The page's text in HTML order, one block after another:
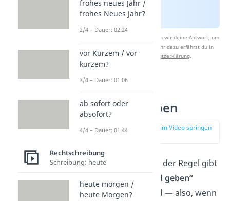
Nach Beantwortung speichern wir deine Antwort, um
Studyflix zu verbessern. Mehr dazu erfährst du in
unsererDatenschutzerklärung.
Bescheidgeben
zur Stelle im Video springen
EineAusnahme
bei der Regel gibt
„Bescheid geben“
substantiviert
wird — also, wenn
frohes neues Jahr /
frohes Neues Jahr?
2/4 – Dauer: 02:24
vor Kurzem / vor
kurzem?
3/4 – Dauer: 01:06
ab sofort oder
absofort?
4/4 – Dauer: 01:44
Rechtschreibung
Schreibung: heute
heute morgen /
heute Morgen?